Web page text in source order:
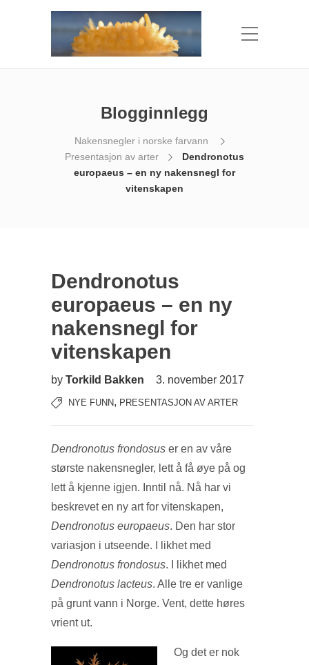
Blogginnlegg
Nakensnegler i norske farvann
Presentasjon av arter
Dendronotus
europaeus – en ny nakensnegl for
vitenskapen
Dendronotus
europaeus – en ny
nakensnegl for
vitenskapen
by Torkild Bakken 3. november 2017
NYE FUNN, PRESENTASJON AV ARTER
Dendronotus frondosus er en av våre
største nakensnegler, lett å få øye på og
lett å kjenne igjen. Inntil nå. Nå har vi
beskrevet en ny art for vitenskapen,
Dendronotus europaeus. Den har stor
variasjon i utseende. I likhet med
Dendronotus frondosus. I likhet med
Dendronotus lacteus. Alle tre er vanlige
på grunt vann i Norge. Vent, dette høres
vrient ut.
Og det er nok